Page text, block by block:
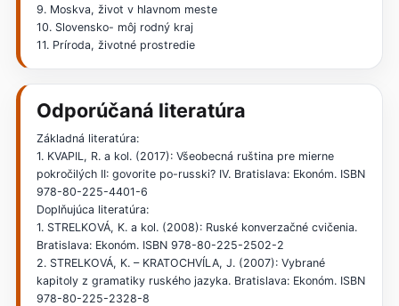
9. Moskva, život v hlavnom meste
10. Slovensko- môj rodný kraj
11. Príroda, životné prostredie
Odporúčaná literatúra
Základná literatúra:
1. KVAPIL, R. a kol. (2017): Všeobecná ruština pre mierne
pokročilých II: govorite po-russki? IV. Bratislava: Ekonóm. ISBN
978-80-225-4401-6
Doplňujúca literatúra:
1. STRELKOVÁ, K. a kol. (2008): Ruské konverzačné cvičenia.
Bratislava: Ekonóm. ISBN 978-80-225-2502-2
2. STRELKOVÁ, K. – KRATOCHVÍLA, J. (2007): Vybrané
kapitoly z gramatiky ruského jazyka. Bratislava: Ekonóm. ISBN
978-80-225-2328-8